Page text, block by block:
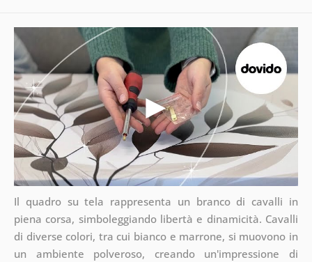
Il quadro su tela rappresenta un branco di cavalli in
piena corsa, simboleggiando libertà e dinamicità. Cavalli
di diverse colori, tra cui bianco e marrone, si muovono in
un ambiente polveroso, creando un'impressione di